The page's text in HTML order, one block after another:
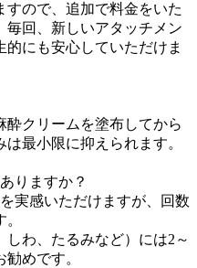
ので、追加で料金をいた
毎回、新しいアタッチメン
的にも安心していただけま
酔クリームを塗布してから
最小限に抑えられます。
りますか？
実感いただけますが、回数
わ、たるみなど）には2～
めです。